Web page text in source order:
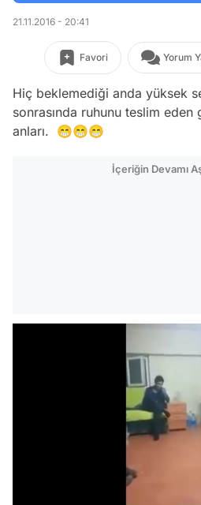
21.11.2016 - 20:41
Favori Yorum
Hiç beklemediği anda yüksek
sonrasında ruhunu teslim
anları. 😁😁😁
İçeriğin Devamı